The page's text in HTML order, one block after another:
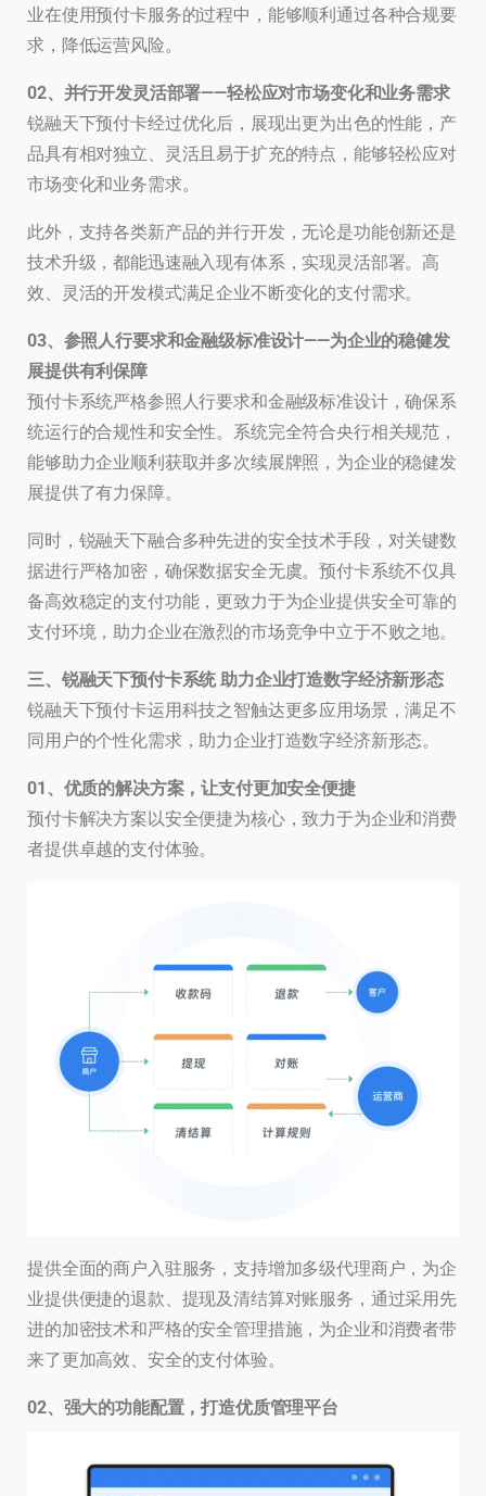
业在使用预付卡服务的过程中，能够顺利通过各种合规要
求，降低运营风险。
02、 并行开发灵活部署——轻松应对市场变化和业务需求
锐融天下预付卡经过优化后，展现出更为出色的性能，产
品具有相对独立、灵活且易于扩充的特点，能够轻松应对
市场变化和业务需求。
此外，支持各类新产品的并行开发，无论是功能创新还是
技术升级，都能迅速融入现有体系，实现灵活部署。高
效、灵活的开发模式满足企业不断变化的支付需求。
03、 参照人行要求和金融级标准设计——为企业的稳健发
展提供有利保障
预付卡系统严格参照人行要求和金融级标准设计，确保系
统运行的合规性和安全性。系统完全符合央行相关规范，
能够助力企业顺利获取并多次续展牌照，为企业的稳健发
展提供了有力保障。
同时，锐融天下融合多种先进的安全技术手段，对关键数
据进行严格加密，确保数据安全无虞。预付卡系统不仅具
备高效稳定的支付功能，更致力于为企业提供安全可靠的
支付环境，助力企业在激烈的市场竞争中立于不败之地。
三、 锐融天下预付卡系统 助力企业打造数字经济新形态
锐融天下预付卡运用科技之智触达更多应用场景，满足不
同用户的个性化需求，助力企业打造数字经济新形态。
01、 优质的解决方案，让支付更加安全便捷
预付卡解决方案以安全便捷为核心，致力于为企业和消费
者提供卓越的支付体验。
提供全面的商户入驻服务，支持增加多级代理商户，为企
业提供便捷的退款、提现及清结算对账服务，通过采用先
进的加密技术和严格的安全管理措施，为企业和消费者带
来了更加高效、安全的支付体验。
02、 强大的功能配置，打造优质管理平台
我们的团队会尽快回复。